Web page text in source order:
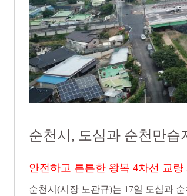
순천시, 도심과 순천만습
안전하고 튼튼한 왕복 4차선 교
순천시(시장 노관규)는 17일 도심과